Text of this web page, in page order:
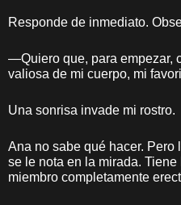
Responde de inmediato.
—Quiero que, para empezar,
valiosa de mi cuerpo, mi
Una sonrisa invade mi rostro.
Ana no sabe qué hacer. Pero
se le nota en la mirada.
miembro completamente